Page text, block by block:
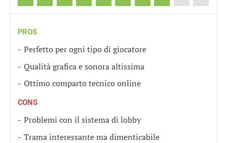
PROS
Perfetto per ogni tipo di giocatore
Qualità grafica e sonora altissima
Ottimo comparto tecnico online
CONS
Problemi con il sistema di lobby
Trama interessante ma dimenticabile